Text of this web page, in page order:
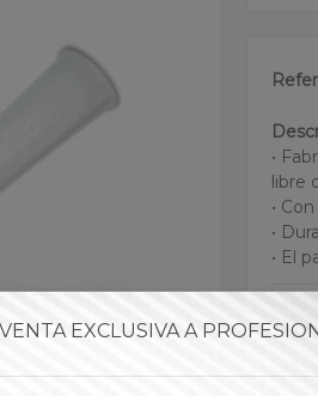
•
libre
•
•
• El
EXCLUSIVA A